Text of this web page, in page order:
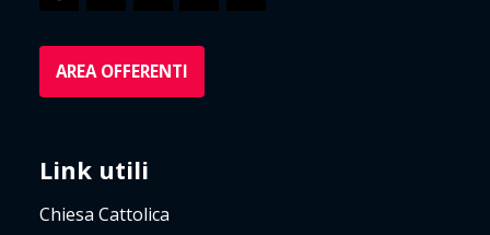
AREA OFFERENTI
Link utili
Chiesa Cattolica